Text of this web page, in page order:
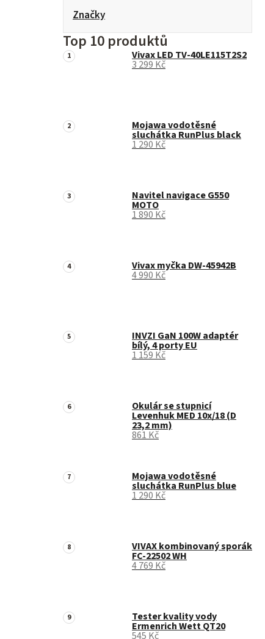
Značky
Top 10 produktů
Vivax LED TV-40LE115T2S2
3 299 Kč
Mojawa vodotěsné
sluchátka RunPlus black
1 290 Kč
Navitel navigace G550
MOTO
1 890 Kč
Vivax myčka DW-45942B
4 990 Kč
INVZI GaN 100W adaptér
bílý, 4 porty EU
1 159 Kč
Okulár se stupnicí
Levenhuk MED 10x/18 (D
23,2 mm)
861 Kč
Mojawa vodotěsné
sluchátka RunPlus blue
1 290 Kč
VIVAX kombinovaný sporák
FC-22502 WH
4 769 Kč
Tester kvality vody
Ermenrich Wett QT20
545 Kč